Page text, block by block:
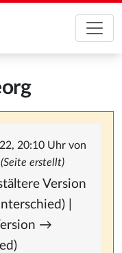
20:10 Uhr von
(Seite erstellt)
Version
|
→